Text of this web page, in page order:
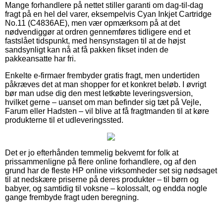
Mange forhandlere på nettet stiller garanti om dag-til-dag
fragt på en hel del varer, eksempelvis Cyan Inkjet Cartridge
No.11 (C4836AE), men vær opmærksom på at det
nødvendiggør at ordren gennemføres tidligere end et
fastslået tidspunkt, med hensynstagen til at de højst
sandsynligt kan nå at få pakken fikset inden de
pakkeansatte har fri.
Enkelte e-firmaer frembyder gratis fragt, men undertiden
påkræves det at man shopper for et konkret beløb. I øvrigt
bør man udse dig den mest letkøbte leveringsversion,
hvilket gerne – uanset om man befinder sig tæt på Vejle,
Farum eller Hadsten – vil blive at få fragtmanden til at køre
produkterne til et udleveringssted.
Det er jo efterhånden temmelig bekvemt for folk at
prissammenligne på flere online forhandlere, og af den
grund har de fleste HP online virksomheder set sig nødsaget
til at nedskære priserne på deres produkter – til børn og
babyer, og samtidig til voksne – kolossalt, og endda nogle
gange frembyde fragt uden beregning.